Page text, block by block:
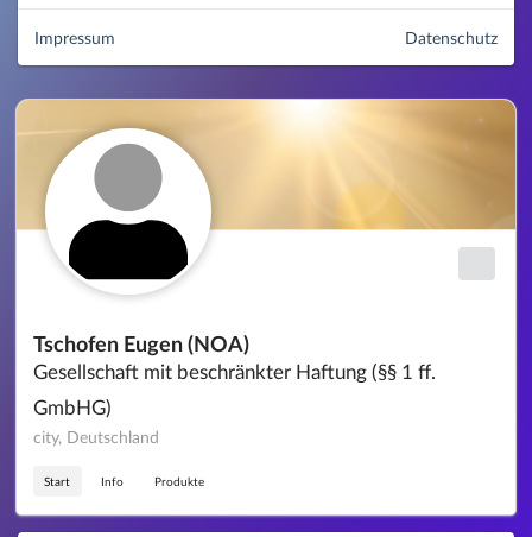
Tschofen Eugen (NOA)
Gesellschaft mit beschränkter Haftung (§§ 1 ff.
GmbHG)
city, Deutschland
Start Info Produkte
Datenschutz
Impressum